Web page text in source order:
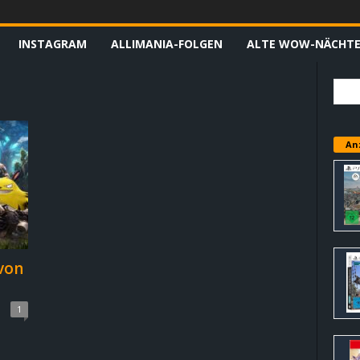
INSTAGRAM ALLIMANIA-FOLGEN ALTE WOW-NÄCHTE
1